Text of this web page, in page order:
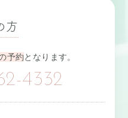
方
予約となります。
4332